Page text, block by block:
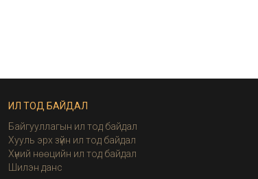
ИЛ ТОД БАЙДАЛ
Байгууллагын ил тод байдал
Хууль эрх зүйн ил тод байдал
Хүний нөөцийн ил тод байдал
Шилэн данс